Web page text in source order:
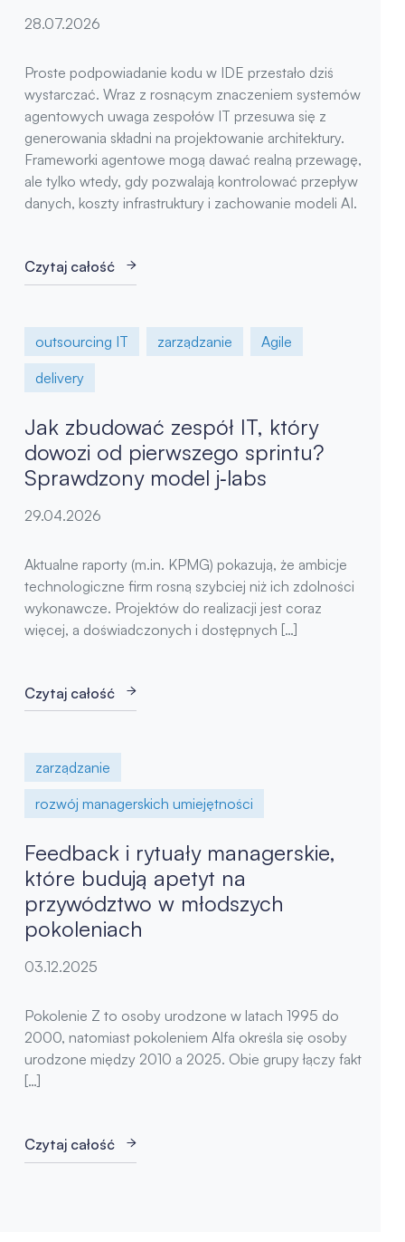
28.07.2026
Proste podpowiadanie kodu w IDE przestało dziś
wystarczać. Wraz z rosnącym znaczeniem systemów
agentowych uwaga zespołów IT przesuwa się z
generowania składni na projektowanie architektury.
Frameworki agentowe mogą dawać realną przewagę,
ale tylko wtedy, gdy pozwalają kontrolować przepływ
danych, koszty infrastruktury i zachowanie modeli AI.
Czytaj całość
outsourcing IT zarządzanie
Agile
delivery
Jak zbudować zespół IT, który
dowozi od pierwszego sprintu?
Sprawdzony model j‑labs
29.04.2026
Aktualne raporty (m.in. KPMG) pokazują, że ambicje
technologiczne firm rosną szybciej niż ich zdolności
wykonawcze. Projektów do realizacji jest coraz
więcej, a doświadczonych i dostępnych […]
Czytaj całość
zarządzanie
rozwój managerskich umiejętności
Feedback i rytuały managerskie,
które budują apetyt na
przywództwo w młodszych
pokoleniach
03.12.2025
Pokolenie Z to osoby urodzone w latach 1995 do
2000, natomiast pokoleniem Alfa określa się osoby
urodzone między 2010 a 2025. Obie grupy łączy fakt
[…]
Czytaj całość